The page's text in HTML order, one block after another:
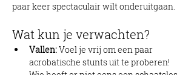
paar keer spectaculair wilt onderuitgaan.
Wat kun je verwachten?
Vallen: Voel je vrij om een paar
acrobatische stunts uit te proberen!